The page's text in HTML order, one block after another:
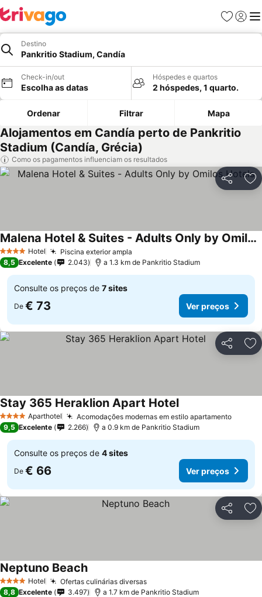
Favoritos
Iniciar
Destino
Pankritio Stadium, Candía
Check-in/out
Escolha as datas
Hóspedes e quartos
2 hóspedes, 1 quarto.
Ordenar Filtrar Mapa
Alojamentos em Candía perto de Pankritio
Stadium (Candía, Grécia)
Como os pagamentos influenciam os resultados
Partilhar
4 EstrelasHotel Piscina exterior ampla
Malena Hotel & Suites - Adults Only by Omilos Hotels
Ver preços
8,5 Excelente 2.043 a 1.3 km de Pankritio Stadium
Consulte os preços de 7 sites
De € 73 Ver preços
Partilhar
4 EstrelasAparthotel Acomodações modernas em estilo apartamentoVer
Stay 365 Heraklion Apart HotelVer preços
9,5 Excelente 2.266 a 0.9 km de Pankritio Stadium
Consulte os preços de 4 sites
De € 66 Ver preços
Partilhar
4 EstrelasHotel Ofertas culinárias diversasVer preços
Neptuno BeachVer preços
8,8 Excelente 3.497 a 1.7 km de Pankritio Stadium